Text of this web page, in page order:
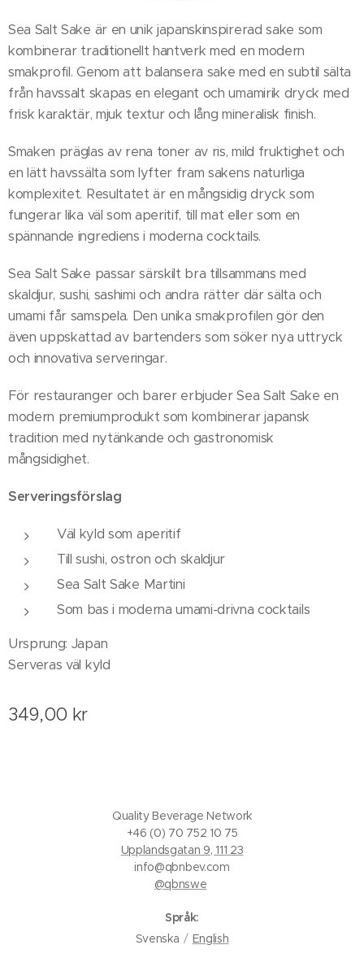
Sea Salt Sake är en unik japanskinspirerad sake som
kombinerar traditionellt hantverk med en modern
smakprofil. Genom att balansera sake med en subtil sälta
från havssalt skapas en elegant och umamirik dryck med
frisk karaktär, mjuk textur och lång mineralisk finish.
Smaken präglas av rena toner av ris, mild fruktighet och
en lätt havssälta som lyfter fram sakens naturliga
komplexitet. Resultatet är en mångsidig dryck som
fungerar lika väl som aperitif, till mat eller som en
spännande ingrediens i moderna cocktails.
Sea Salt Sake passar särskilt bra tillsammans med
skaldjur, sushi, sashimi och andra rätter där sälta och
umami får samspela. Den unika smakprofilen gör den
även uppskattad av bartenders som söker nya uttryck
och innovativa serveringar.
För restauranger och barer erbjuder Sea Salt Sake en
modern premiumprodukt som kombinerar japansk
tradition med nytänkande och gastronomisk
mångsidighet.
Serveringsförslag
Väl kyld som aperitif
Till sushi, ostron och skaldjur
Sea Salt Sake Martini
Som bas i moderna umami-drivna cocktails
Ursprung: Japan
Serveras väl kyld
349,00 kr
Quality Beverage Network
+46 (0) 70 752 10 75
Upplandsgatan 9, 111 23
info@qbnbev.com
@qbnswe
Språk
Svenska
English